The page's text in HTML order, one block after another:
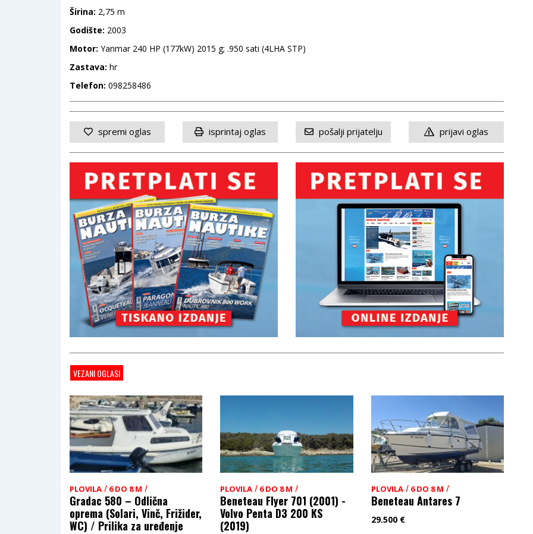
Širina: 2,75 m
Godište: 2003
Motor: Yanmar 240 HP (177kW) 2015 g; .950 sati (4LHA STP)
Zastava: hr
Telefon: 098258486
spremi oglas isprintaj oglas pošalji prijatelju prijavi oglas
VEZANI OGLASI
PLOVILA / 6 DO 8 M /
Gradac 580 – Odlična
oprema (Solari, Vinč, Frižider,
WC) / Prilika za uređenje
PLOVILA / 6 DO 8 M /
Beneteau Flyer 701 (2001) -
Volvo Penta D3 200 KS
(2019)
PLOVILA / 6 DO 8 M /
Beneteau Antares 7
29.500 €